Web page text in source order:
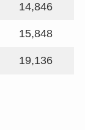
14,846
15,848
19,136